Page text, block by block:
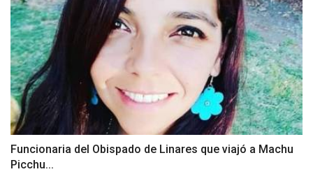
Funcionaria del Obispado de Linares que viajó a Machu
Picchu...